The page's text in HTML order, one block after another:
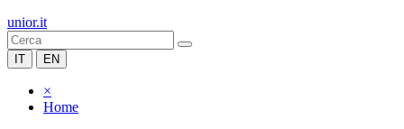
unior.it
IT EN
×
Home